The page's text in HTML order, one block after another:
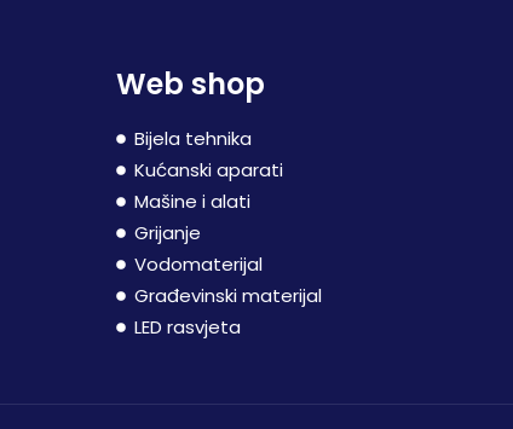
Web shop
Bijela tehnika
Kućanski aparati
Mašine i alati
Grijanje
Vodomaterijal
Građevinski materijal
LED rasvjeta